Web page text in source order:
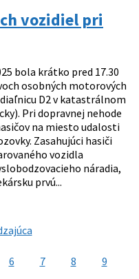
vozidiel pri
bola krátko pred 17.30
osobných motorových
D2 v katastrálnom
Pri dopravnej nehode
na miesto udalosti
Zasahujúci hasiči
vozidla
náradia,
prvú...
6 7 8 9